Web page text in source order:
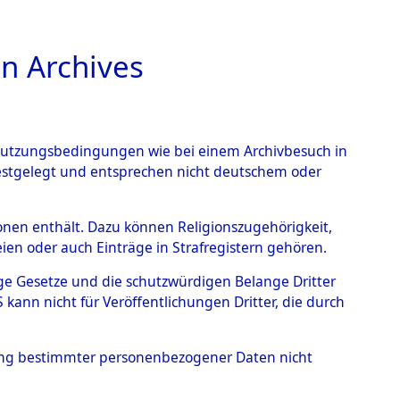
ausländische
aus
→0003 (84608931)
Archives
wie bei einem Archivbesuch in
und entsprechen nicht deutschem oder
enthält. Dazu können Religionszugehörigkeit,
oder auch Einträge in Strafregistern gehören.
Gesetze und die schutzwürdigen Belange Dritter
kann nicht für Veröffentlichungen Dritter, die durch
bestimmter personenbezogener Daten nicht